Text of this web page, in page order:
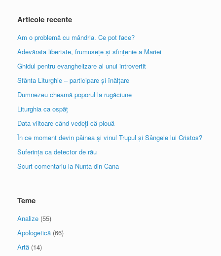
Articole recente
Am o problemă cu mândria. Ce pot face?
Adevărata libertate, frumusețe și sfințenie a Mariei
Ghidul pentru evanghelizare al unui introvertit
Sfânta Liturghie – participare și înălțare
Dumnezeu cheamă poporul la rugăciune
Liturghia ca ospăț
Data viitoare când vedeți că plouă
În ce moment devin pâinea și vinul Trupul și Sângele lui Cristos?
Suferința ca detector de rău
Scurt comentariu la Nunta din Cana
Teme
Analize (55)
Apologetică (66)
Artă (14)